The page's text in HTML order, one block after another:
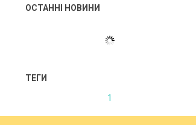
ОСТАННІ НОВИНИ
ТЕГИ
1